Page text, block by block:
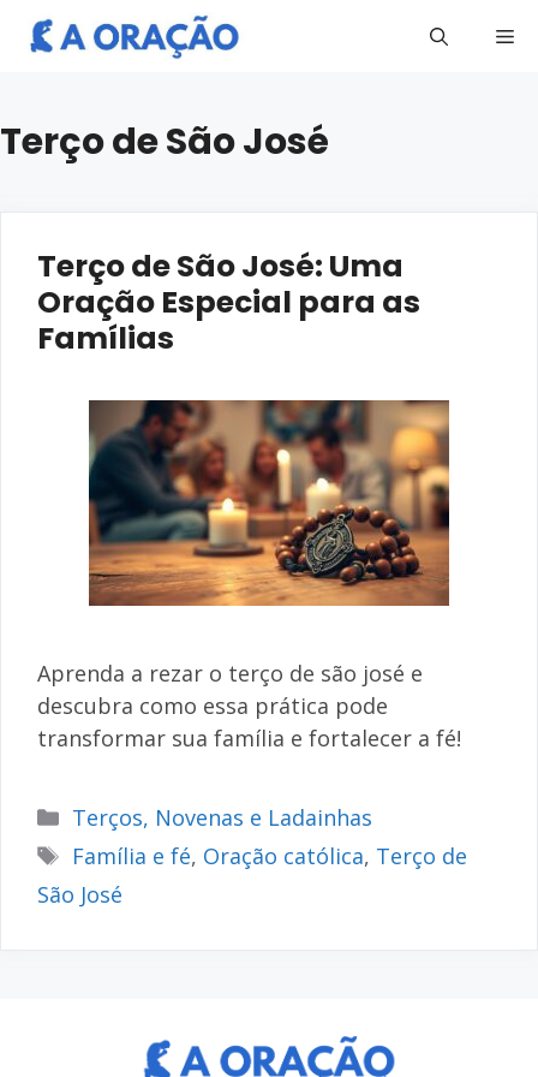
Pular
para
Terço de São José
Terço de São José: Uma
Oração Especial para as
Famílias
Aprenda a rezar o terço de são josé e
descubra como essa prática pode
transformar sua família e fortalecer a fé!
Categorias
Terços, Novenas e Ladainhas
Tags
Família e fé, Oração católica, Terço de
São José